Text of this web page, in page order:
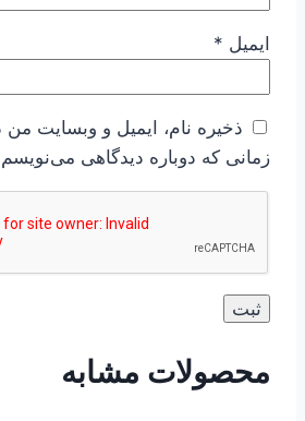
ایمیل *
ذخیره نام، ایمیل و وبسایت من
زمانی که دوباره دیدگاهی
محصولات مشابه